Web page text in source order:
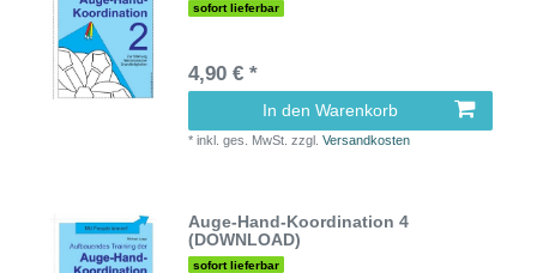
sofort lieferbar
4,90 € *
In den Warenkorb
*inkl. ges. MwSt. zzgl.Versandkosten
Auge-Hand-Koordination 4
(DOWNLOAD)
sofort lieferbar